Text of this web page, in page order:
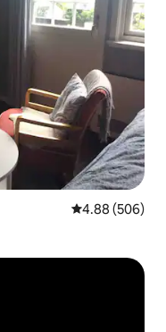
レビュー506
4.88 (506)